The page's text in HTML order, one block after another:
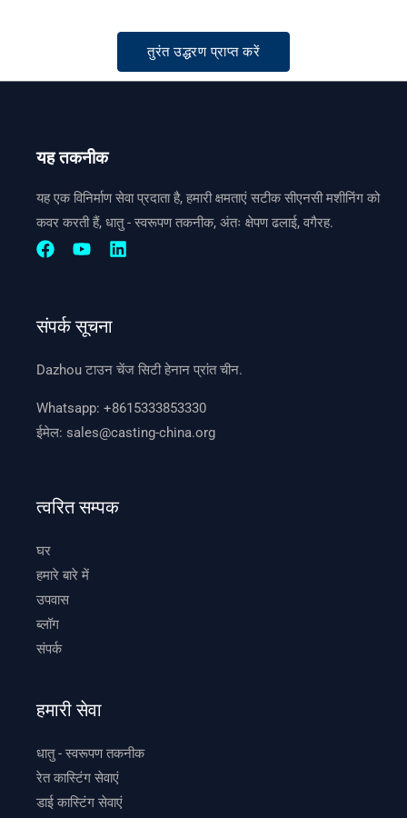
तुरंत उद्धरण प्राप्त करें
यह तकनीक
यह एक विनिर्माण सेवा प्रदाता है, हमारी क्षमताएं सटीक सीएनसी मशीनिंग को
कवर करती हैं, धातु - स्वरूपण तकनीक, अंतः क्षेपण ढलाई, वगैरह.
संपर्क सूचना
Dazhou टाउन चेंज सिटी हेनान प्रांत चीन.
Whatsapp:+8615333853330
ईमेल:sales@casting-china.org
त्वरित सम्पक
घर
हमारे बारे में
उपवास
ब्लॉग
संपर्क
हमारी सेवा
धातु - स्वरूपण तकनीक
रेत कास्टिंग सेवाएं
डाई कास्टिंग सेवाएं